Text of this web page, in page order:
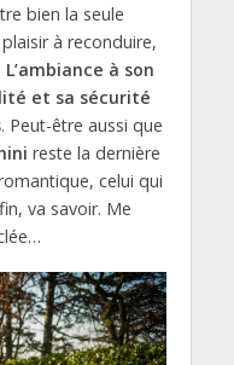
bien la seule
à reconduire,
L’ambiance à son
et sa sécurité
. Peut-être aussi que
reste la dernière
celui qui
va savoir. Me